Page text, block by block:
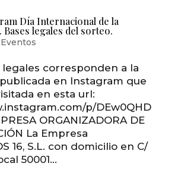
Día Internacional de la
Bases legales del sorteo.
Eventos
legales corresponden a la
en Instagram que
en esta url:
p/DEw0QHD
ORGANIZADORA DE
La Empresa
16, S.L. con domicilio en C/
50001...